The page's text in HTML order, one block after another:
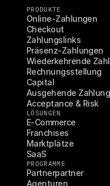
PRODUKTE
Online-Zahlungen
Checkout
Zahlungslinks
Präsenz-Zahlungen
Wiederkehrende
Rechnungsstellung
Capital
Ausgehende
Acceptance & Risk
LÖSUNGEN
E-Commerce
Franchises
Marktplätze
SaaS
PROGRAMME
Partnerpartner
Agenturen